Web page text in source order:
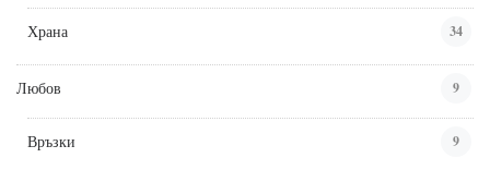
Храна 34
Любов 9
Връзки 9